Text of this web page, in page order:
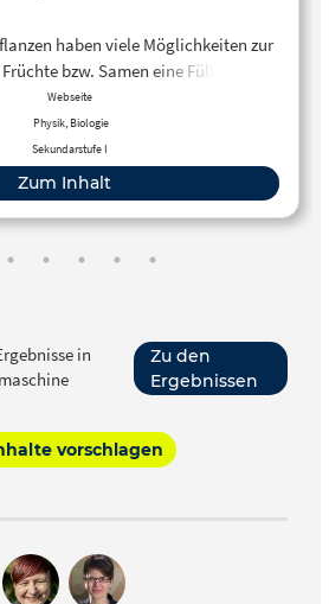
haben viele Möglichkeiten zur
bzw. Samen eine Fülle von
Eine Möglichkeit ist die passive
den Wind. Horizontal strömende
die Samen über groß…
Webseite
Physik, Biologie
Sekundarstufe I
Zum Inhalt
in
Zu den
Ergebnissen
vorschlagen